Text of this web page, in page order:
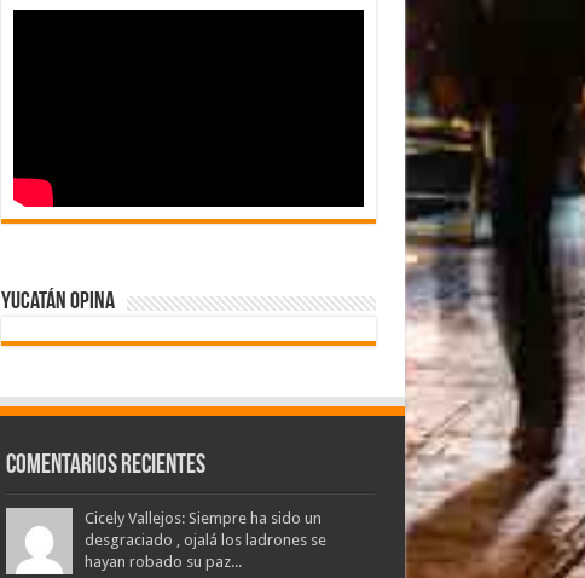
Yucatán Opina
Comentarios Recientes
Cicely Vallejos: Siempre ha sido un
desgraciado , ojalá los ladrones se
hayan robado su paz...